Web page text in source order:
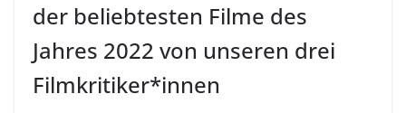
der beliebtesten Filme des
Jahres 2022 von unseren drei
Filmkritiker*innen